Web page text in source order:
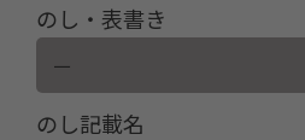
のし・表書き
のし記載名